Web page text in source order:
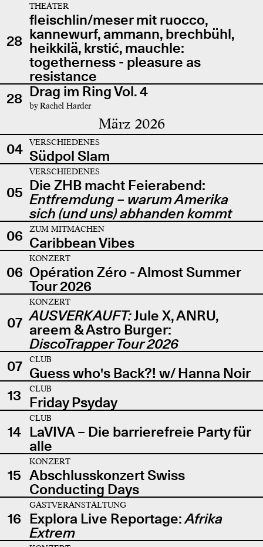
28
THEATER
fleischlin/meser mit ruocco,
kannewurf, ammann, brechbühl,
heikkilä, krstić, mauchle:
togetherness - pleasure as
resistance
28 Drag im Ring Vol. 4
by Rachel Harder
März 2026
04 VERSCHIEDENES
Südpol Slam
05
VERSCHIEDENES
Die ZHB macht Feierabend:
Entfremdung – warum Amerika
sich (und uns) abhanden kommt
06
ZUM MITMACHEN
Caribbean Vibes
06
KONZERT
Opération Zéro - Almost Summer
Tour 2026
07
KONZERT
AUSVERKAUFT:Jule X, ANRU,
areem & Astro Burger:
DiscoTrapper Tour 2026
07
CLUB
Guess who's Back?! w/ Hanna Noir
13
CLUB
Friday Psyday
14
CLUB
LaVIVA – Die barrierefreie Party für
alle
15
KONZERT
Abschlusskonzert Swiss
Conducting Days
16
GASTVERANSTALTUNG
Explora Live Reportage:Afrika
Extrem